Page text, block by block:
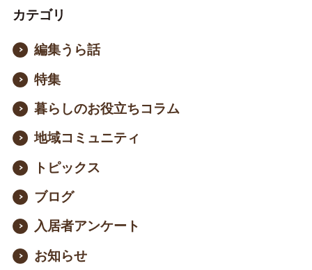
カテゴリ
編集うら話
特集
暮らしのお役立ちコラム
地域コミュニティ
トピックス
ブログ
入居者アンケート
お知らせ